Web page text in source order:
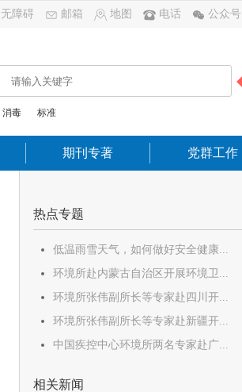
无障碍 邮箱 地图 电话 公众号
消毒 标准
期刊专著 党群工作
热点专题
低温雨雪天气，如何做好安全健康...
环境所赴内蒙古自治区开展环境卫...
环境所张伟副所长等专家赴四川开...
环境所张伟副所长等专家赴新疆开...
中国疾控中心环境所两名专家赴广...
相关新闻